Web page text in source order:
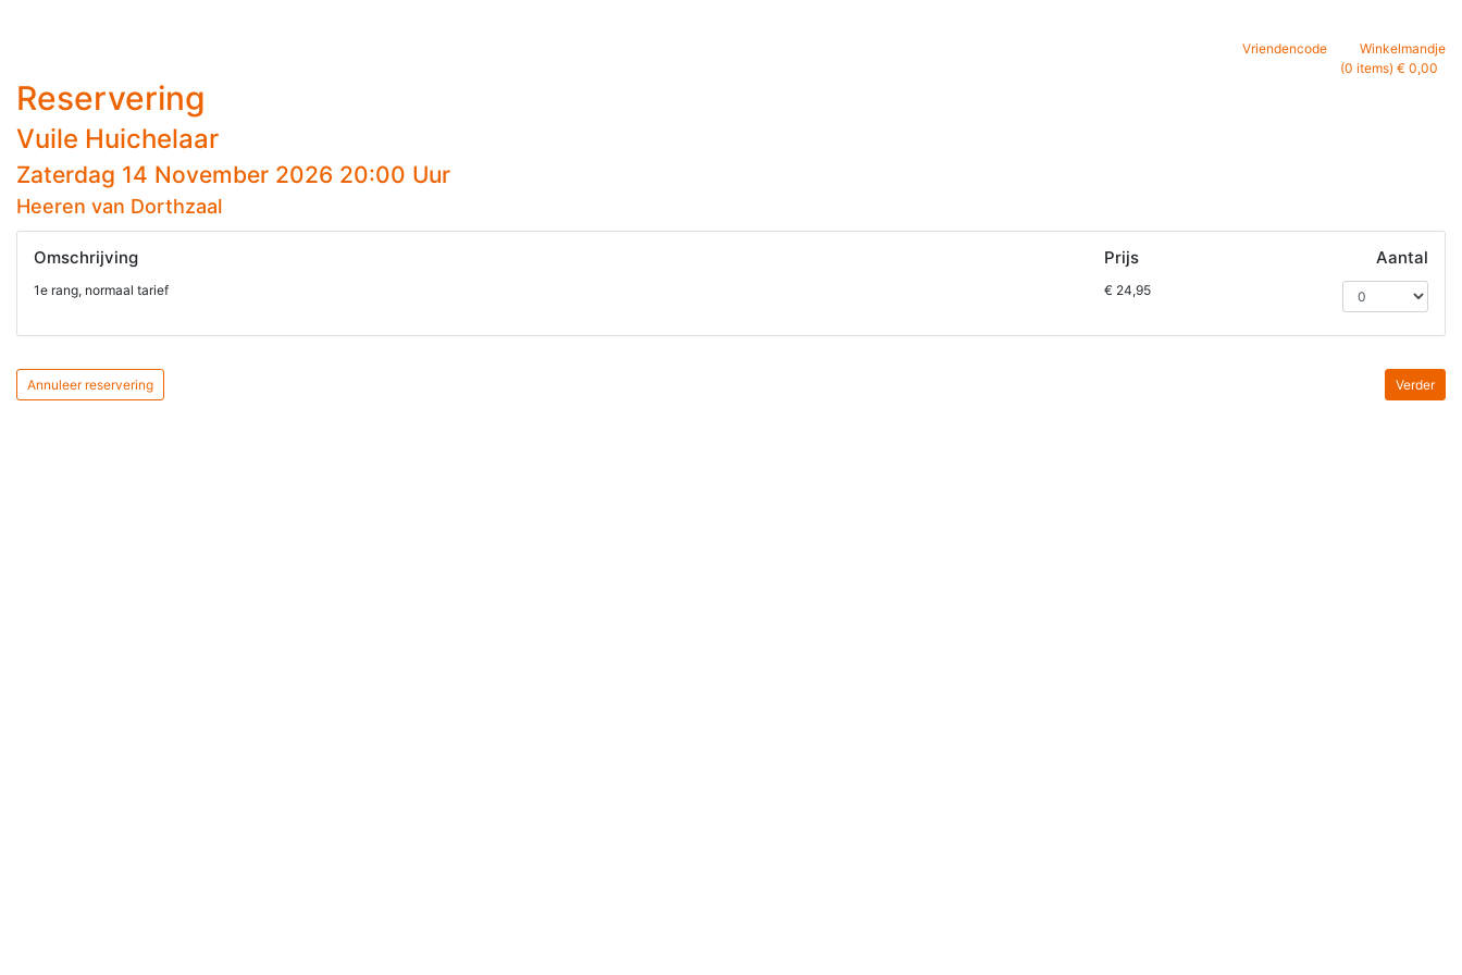
Vriendencode
Winkelmandje
(0 items) € 0,00
Reservering
Vuile Huichelaar
Zaterdag 14 November 2026 20:00 Uur
Heeren van Dorthzaal
Omschrijving Prijs Aantal
1e rang, normaal tarief € 24,95
Annuleer reservering Verder